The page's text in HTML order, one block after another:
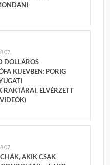
DOLLÁROS
KIJEVBEN: PORIG
RAKTÁRAI, ELVÉRZETT
AKIK CSAK